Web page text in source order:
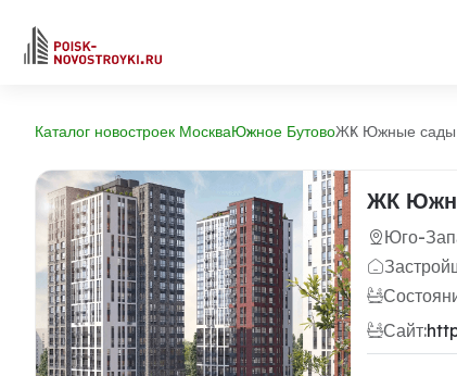
Каталог новостроек МоскваЮжное БутовоЖК Южные сады
ЖК
Юго-
Сайт: